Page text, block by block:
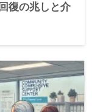
復の兆しと介